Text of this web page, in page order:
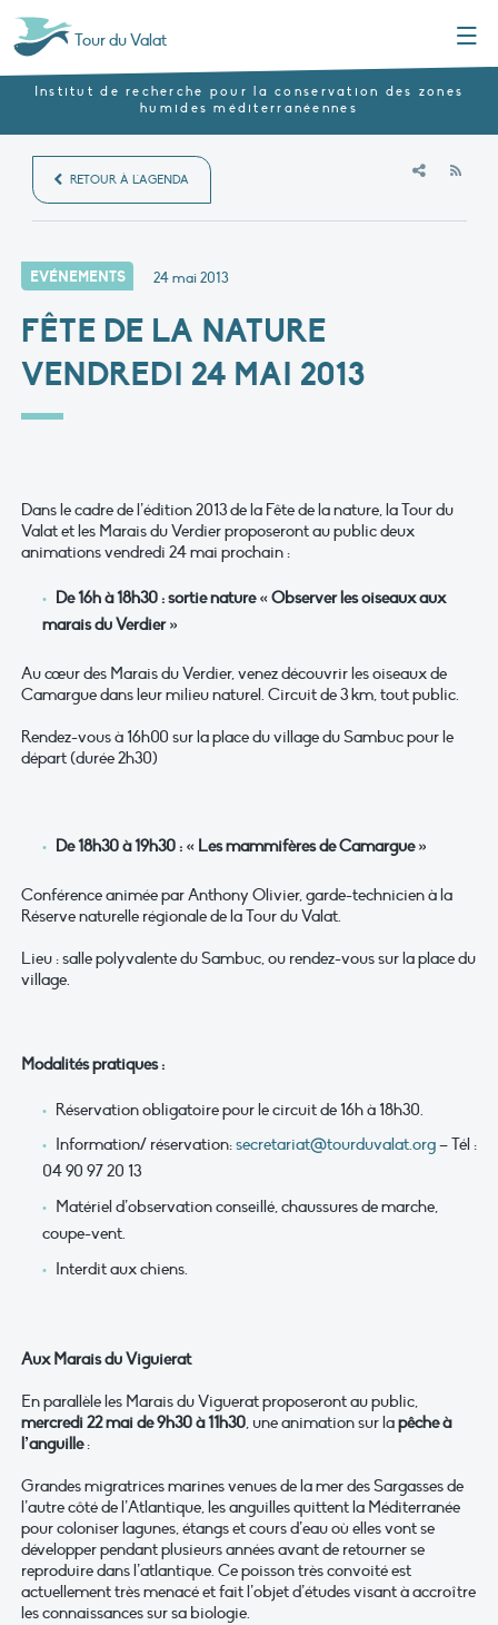
Tour du Valat
Institut de recherche pour la conservation des zones
humides méditerranéennes
RETOUR À L'AGENDA
EVÉNEMENTS 24 mai 2013
FÊTE DE LA NATURE
VENDREDI 24 MAI 2013
Dans le cadre de l’édition 2013 de la Fête de la nature, la Tour du
Valat et les Marais du Verdier proposeront au public deux
animations vendredi 24 mai prochain :
De 16h à 18h30 : sortie nature « Observer les oiseaux aux
marais du Verdier »
Au cœur des Marais du Verdier, venez découvrir les oiseaux de
Camargue dans leur milieu naturel. Circuit de 3 km, tout public.
Rendez-vous à 16h00 sur la place du village du Sambuc pour le
départ (durée 2h30)
De 18h30 à 19h30 : « Les mammifères de Camargue »
Conférence animée par Anthony Olivier, garde-technicien à la
Réserve naturelle régionale de la Tour du Valat.
Lieu : salle polyvalente du Sambuc, ou rendez-vous sur la place du
village.
Modalités pratiques :
Réservation obligatoire pour le circuit de 16h à 18h30.
Information/ réservation:secretariat@tourduvalat.org– Tél :
04 90 97 20 13
Matériel d’observation conseillé, chaussures de marche,
coupe-vent.
Interdit aux chiens.
Aux Marais du Viguierat
En parallèle les Marais du Viguerat proposeront au public,
mercredi 22 mai de 9h30 à 11h30, une animation sur lapêche à
l’anguille:
Grandes migratrices marines venues de la mer des Sargasses de
l’autre côté de l’Atlantique, les anguilles quittent la Méditerranée
pour coloniser lagunes, étangs et cours d’eau où elles vont se
développer pendant plusieurs années avant de retourner se
reproduire dans l’atlantique. Ce poisson très convoité est
actuellement très menacé et fait l’objet d’études visant à accroître
les connaissances sur sa biologie.